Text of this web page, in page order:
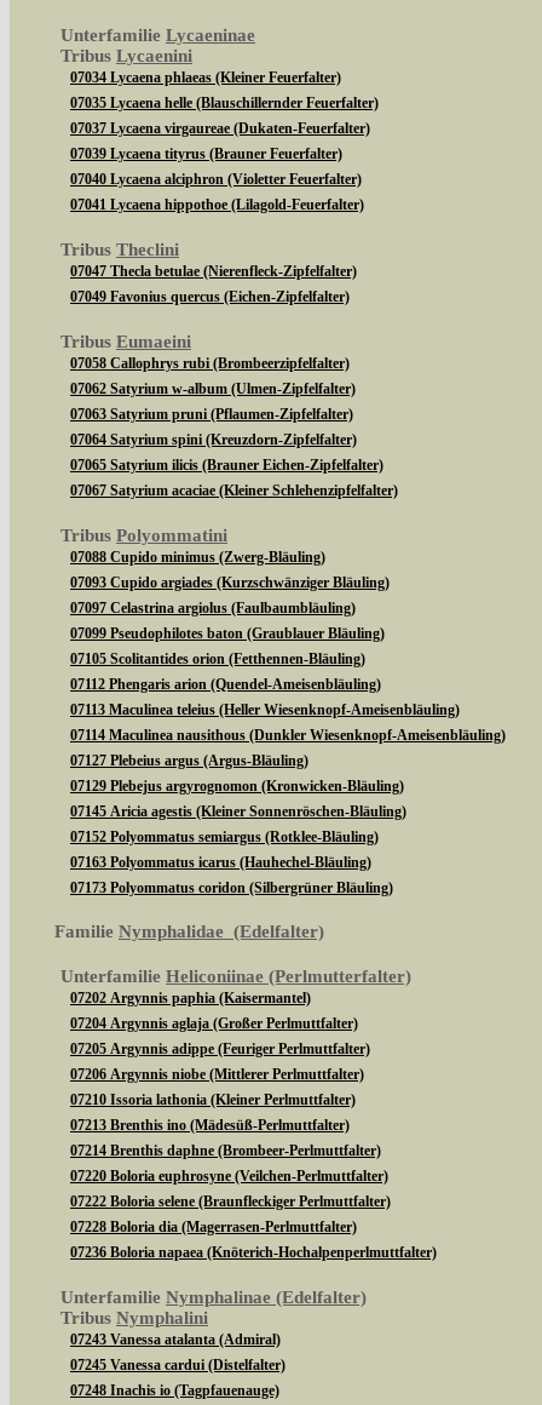
Unterfamilie Lycaeninae
Tribus Lycaenini
07034 Lycaena phlaeas (Kleiner Feuerfalter)
07035 Lycaena helle (Blauschillernder Feuerfalter)
07037 Lycaena virgaureae (Dukaten-Feuerfalter)
07039 Lycaena tityrus (Brauner Feuerfalter)
07040 Lycaena alciphron (Violetter Feuerfalter)
07041 Lycaena hippothoe (Lilagold-Feuerfalter)
Tribus Theclini
07047 Thecla betulae (Nierenfleck-Zipfelfalter)
07049 Favonius quercus (Eichen-Zipfelfalter)
Tribus Eumaeini
07058 Callophrys rubi (Brombeerzipfelfalter)
07062 Satyrium w-album (Ulmen-Zipfelfalter)
07063 Satyrium pruni (Pflaumen-Zipfelfalter)
07064 Satyrium spini (Kreuzdorn-Zipfelfalter)
07065 Satyrium ilicis (Brauner Eichen-Zipfelfalter)
07067 Satyrium acaciae (Kleiner Schlehenzipfelfalter)
Tribus Polyommatini
07088 Cupido minimus (Zwerg-Bläuling)
07093 Cupido argiades (Kurzschwänziger Bläuling)
07097 Celastrina argiolus (Faulbaumbläuling)
07099 Pseudophilotes baton (Graublauer Bläuling)
07105 Scolitantides orion (Fetthennen-Bläuling)
07112 Phengaris arion (Quendel-Ameisenbläuling)
07113 Maculinea teleius (Heller Wiesenknopf-Ameisenbläuling)
07114 Maculinea nausithous (Dunkler Wiesenknopf-Ameisenbläuling)
07127 Plebeius argus (Argus-Bläuling)
07129 Plebejus argyrognomon (Kronwicken-Bläuling)
07145 Aricia agestis (Kleiner Sonnenröschen-Bläuling)
07152 Polyommatus semiargus (Rotklee-Bläuling)
07163 Polyommatus icarus (Hauhechel-Bläuling)
07173 Polyommatus coridon (Silbergrüner Bläuling)
Familie Nymphalidae (Edelfalter)
Unterfamilie Heliconiinae (Perlmutterfalter)
07202 Argynnis paphia (Kaisermantel)
07204 Argynnis aglaja (Großer Perlmuttfalter)
07205 Argynnis adippe (Feuriger Perlmuttfalter)
07206 Argynnis niobe (Mittlerer Perlmuttfalter)
07210 Issoria lathonia (Kleiner Perlmuttfalter)
07213 Brenthis ino (Mädesüß-Perlmuttfalter)
07214 Brenthis daphne (Brombeer-Perlmuttfalter)
07220 Boloria euphrosyne (Veilchen-Perlmuttfalter)
07222 Boloria selene (Braunfleckiger Perlmuttfalter)
07228 Boloria dia (Magerrasen-Perlmuttfalter)
07236 Boloria napaea (Knöterich-Hochalpenperlmuttfalter)
Unterfamilie Nymphalinae (Edelfalter)
Tribus Nymphalini
07243 Vanessa atalanta (Admiral)
07245 Vanessa cardui (Distelfalter)
07248 Inachis io (Tagpfauenauge)